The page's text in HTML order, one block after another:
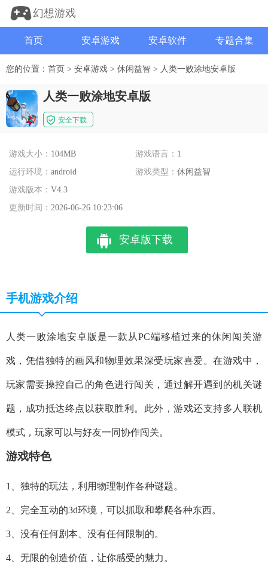
幻想游戏
首页 安卓游戏 安卓软件 专题合集
您的位置： 首页 > 安卓游戏 > 休闲益智 > 人类一败涂地安卓版
人类一败涂地安卓版
安全下载
游戏大小： 104MB 游戏语言： 1
运行环境： android 游戏类型：休闲益智
游戏版本： V4.3
更新时间： 2026-06-26 10:23:06
安卓版下载
手机游戏介绍
人类一败涂地安卓版是一款从PC端移植过来的休闲闯关游
戏，凭借独特的画风和物理效果深受玩家喜爱。在游戏中，
玩家需要操控自己的角色进行闯关，通过解开遇到的机关谜
题，成功抵达终点以获取胜利。此外，游戏还支持多人联机
模式，玩家可以与好友一同协作闯关。
游戏特色
1、独特的玩法，利用物理制作各种谜题。
2、完全互动的3d环境，可以抓取和攀爬各种东西。
3、没有任何剧本、没有任何限制的。
4、无限的创造价值，让你感受的魅力。